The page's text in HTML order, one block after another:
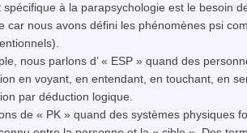
spécifique à la parapsychologie est le besoin
car nous avons défini les phénomènes psi
nous parlons d’ « ESP » quand des
en voyant, en entendant, en touchant, en
par déduction logique.
de « PK » quand des systèmes physiques